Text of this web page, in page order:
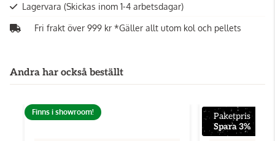
Lagervara (Skickas inom 1-4 arbetsdagar)
Fri frakt över 999 kr *Gäller allt utom kol och pellets
Andra har också beställt
Finns i showroom!
Paketpris
Spara 3%